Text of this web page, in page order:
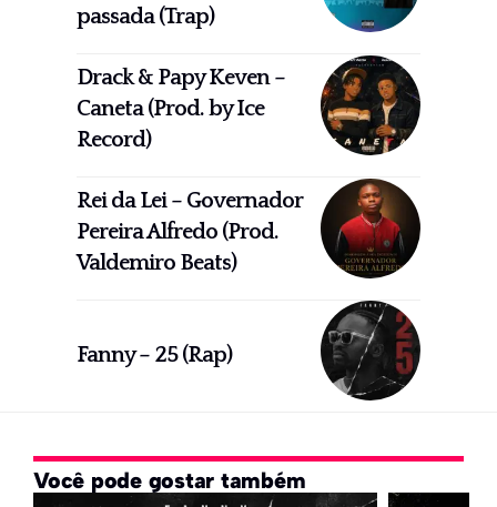
passada (Trap)
Drack & Papy Keven –
Caneta (Prod. by Ice
Record)
Rei da Lei – Governador
Pereira Alfredo (Prod.
Valdemiro Beats)
Fanny – 25 (Rap)
Você pode gostar também